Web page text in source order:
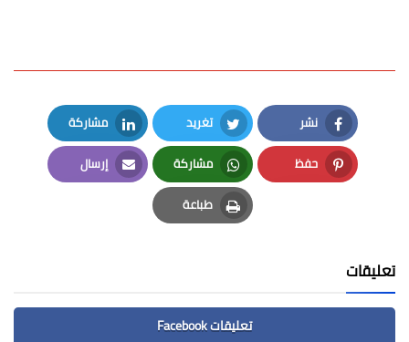
نشر
Facebook
تغريد
Twitter
مشاركة
LinkedIn
حفظ
Pinterest
مشاركة
Whatsapp
إرسال
Email
طباعة
Print
تعليقات
تعليقات Facebook